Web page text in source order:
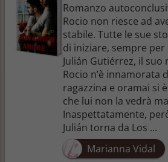
Romanzo
Rocio non riesce ad
stabile. Tutte le sue
di iniziare, sempre
Julián Gutiérrez, il suo
Rocio n’è innamorata
ragazzina e oramai si
che lui non la vedrà
Inaspettatamente,
Julián torna da Los ...
Marianna Vidal